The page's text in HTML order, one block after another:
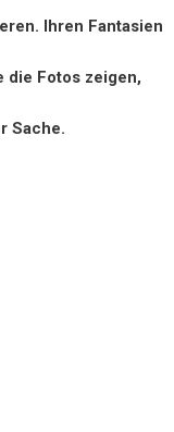
Ihren Fantasien
die Fotos zeigen,
Sache.